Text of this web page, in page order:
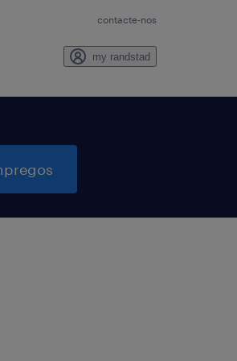
contacte-nos
my randstad